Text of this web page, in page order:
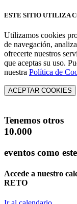
ESTE SITIO UTILIZA
Utilizamos cookies
de navegación,
ofrecerte nuestros
que aceptas su uso.
nuestra Política de
ACEPTAR COOKIES
Tenemos otros
10.000
eventos como este
Accede a nuestro
RETO